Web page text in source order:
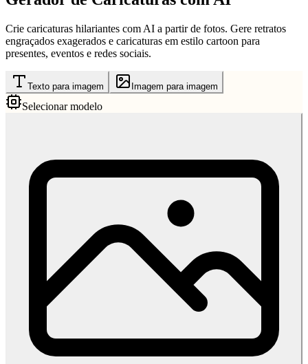
Crie caricaturas hilariantes com AI a partir de fotos. Gere retratos
engraçados exagerados e caricaturas em estilo cartoon para
presentes, eventos e redes sociais.
Texto para imagem Imagem para imagem
Selecionar modelo